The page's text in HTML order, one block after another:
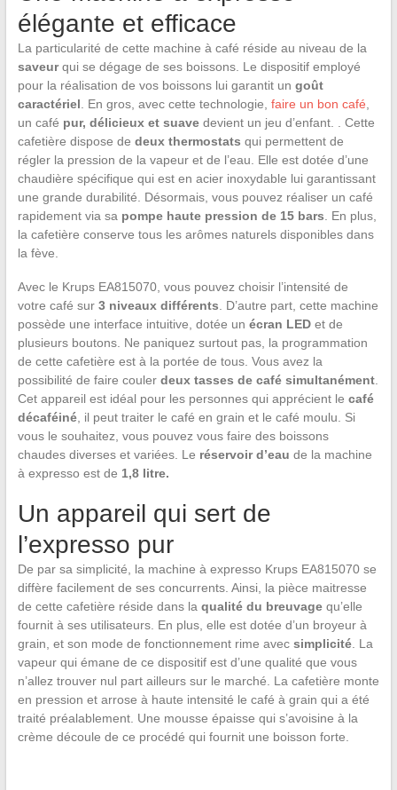
élégante et efficace
La particularité de cette machine à café réside au niveau de la
saveurqui se dégage de ses boissons. Le dispositif employé
pour la réalisation de vos boissons lui garantit un goût
caractériel . En gros, avec cette technologie, faire un bon café
un café pur, délicieux et suavedevient un jeu d’enfant. . Cette
cafetière dispose de deux thermostats qui permettent de
régler la pression de la vapeur et de l’eau. Elle est dotée d’une
chaudière spécifique qui est en acier inoxydable lui garantissant
une grande durabilité. Désormais, vous pouvez réaliser un café
rapidement via sa pompe haute pression de 15 bars . En plus,
la cafetière conserve tous les arômes naturels disponibles dans
la fève.
Avec le Krups EA815070, vous pouvez choisir l’intensité de
votre café sur 3 niveaux différents . D’autre part, cette machine
possède une interface intuitive, dotée un écran LED et de
plusieurs boutons. Ne paniquez surtout pas, la programmation
de cette cafetière est à la portée de tous. Vous avez la
possibilité de faire couler deux tasses de café simultanément.
Cet appareil est idéal pour les personnes qui apprécient le café
décaféiné, il peut traiter le café en grain et le café moulu. Si
vous le souhaitez, vous pouvez vous faire des boissons
chaudes diverses et variées. Le réservoir d’eau de la machine
à expresso est de 1,8 litre.
Un appareil qui sert de
l’expresso pur
De par sa simplicité, la machine à expresso Krups EA815070 se
diffère facilement de ses concurrents. Ainsi, la pièce maitresse
de cette cafetière réside dans la qualité du breuvage qu’elle
fournit à ses utilisateurs. En plus, elle est dotée d’un broyeur à
grain, et son mode de fonctionnement rime avec simplicité. La
vapeur qui émane de ce dispositif est d’une qualité que vous
n’allez trouver nul part ailleurs sur le marché. La cafetière monte
en pression et arrose à haute intensité le café à grain qui a été
traité préalablement. Une mousse épaisse qui s’avoisine à la
crème découle de ce procédé qui fournit une boisson forte.